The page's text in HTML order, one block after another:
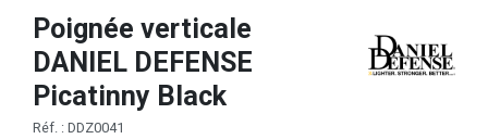
Poignée verticale
DANIEL DEFENSE
Picatinny Black
Réf. : DDZ0041